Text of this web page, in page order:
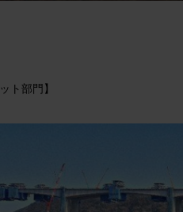
ト部門】